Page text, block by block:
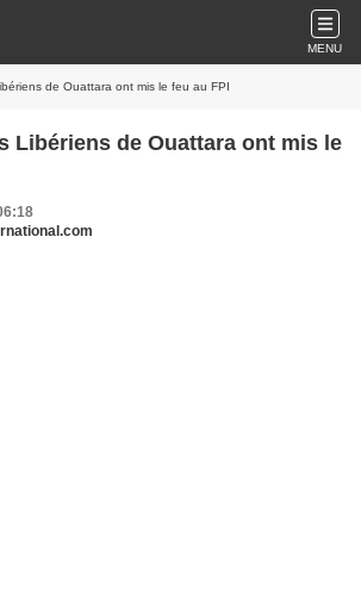
MENU
de Ouattara ont mis le feu au FPI
Libériens de Ouattara ont mis le